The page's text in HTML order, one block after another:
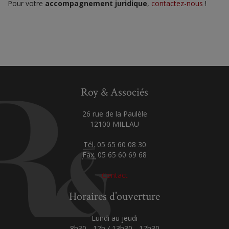
Pour votre accompagnement juridique, contactez-nous !
Roy & Associés
26 rue de la Paulèle
12100 MILLAU
Tél. 05 65 60 08 30
Fax. 05 65 60 69 68
Contact
Horaires d’ouverture
Lundi au jeudi